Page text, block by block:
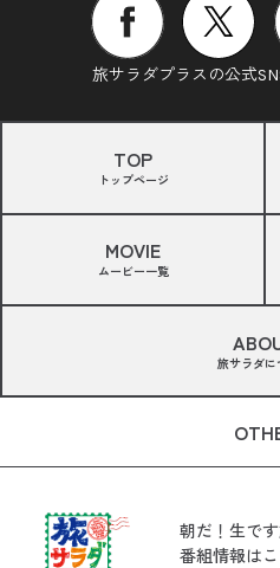
旅サラダプラスの公式
TOP
トップページ
MOVIE
ムービー一覧
旅サラダに
朝だ！生で
番組情報は